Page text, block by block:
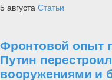
5 августа Статьи
Фронтовой опыт
Путин
вооружениями и